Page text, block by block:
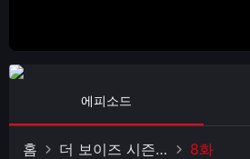
에피소드
홈 더 보이즈 시즌 5 8화